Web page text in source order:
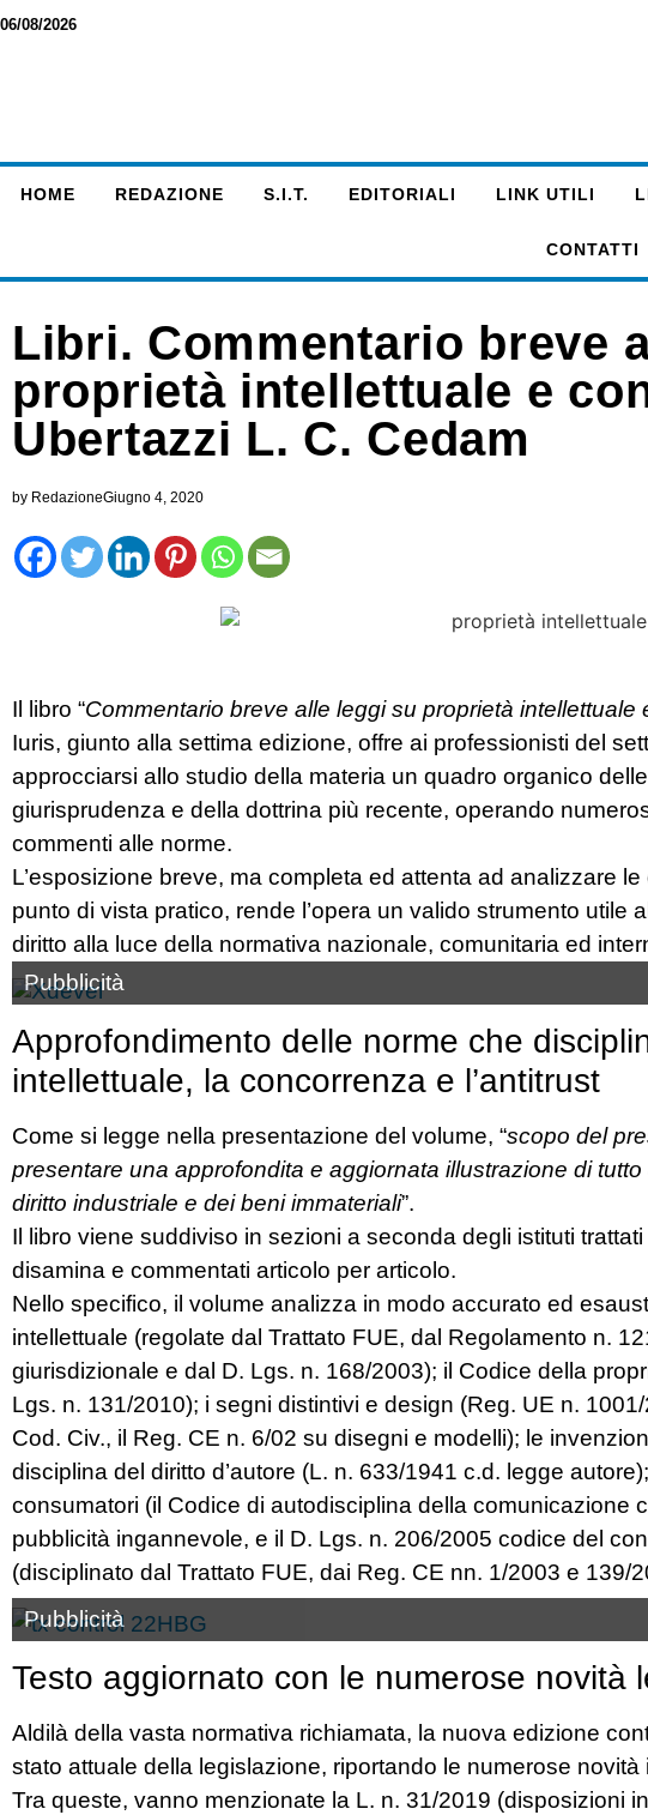
06/08/2026
HOME REDAZIONE S.I.T. EDITORIALI LINK UTILI
CONTATTI
Libri. Commentario breve
proprietà intellettuale e
Ubertazzi L. C. Cedam
by RedazioneGiugno 4, 2020
Il libro “Commentario breve alle leggi su proprietà intellettuale
Iuris, giunto alla settima edizione, offre ai professionisti del
approcciarsi allo studio della materia un quadro organico
giurisprudenza e della dottrina più recente, operando
commenti alle norme.
L’esposizione breve, ma completa ed attenta ad analizzare
punto di vista pratico, rende l’opera un valido strumento utile
diritto alla luce della normativa nazionale, comunitaria ed
Pubblicità
Approfondimento delle norme che
intellettuale, la concorrenza e l’antitrust
Come si legge nella presentazione del volume, “scopo del
presentare una approfondita e aggiornata illustrazione di
diritto industriale e dei beni immateriali”.
Il libro viene suddiviso in sezioni a seconda degli istituti
disamina e commentati articolo per articolo.
Nello specifico, il volume analizza in modo accurato ed
intellettuale (regolate dal Trattato FUE, dal Regolamento n.
giurisdizionale e dal D. Lgs. n. 168/2003); il Codice della
Lgs. n. 131/2010); i segni distintivi e design (Reg. UE n.
Cod. Civ., il Reg. CE n. 6/02 su disegni e modelli); le
disciplina del diritto d’autore (L. n. 633/1941 c.d. legge
consumatori (il Codice di autodisciplina della comunicazione
pubblicità ingannevole, e il D. Lgs. n. 206/2005 codice del
(disciplinato dal Trattato FUE, dai Reg. CE nn. 1/2003 e 139/
Pubblicità
Testo aggiornato con le numerose novità
Aldilà della vasta normativa richiamata, la nuova edizione
stato attuale della legislazione, riportando le numerose
Tra queste, vanno menzionate la L. n. 31/2019 (disposizioni